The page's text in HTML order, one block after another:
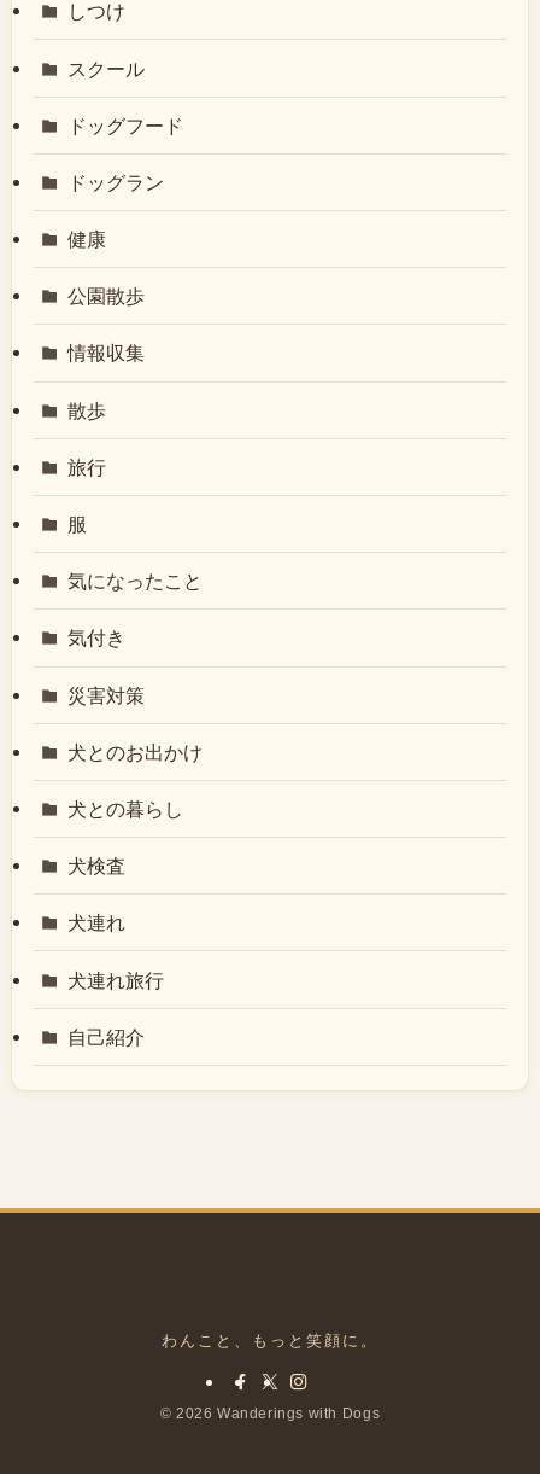
しつけ
スクール
ドッグフード
ドッグラン
健康
公園散歩
情報収集
散歩
旅行
服
気になったこと
気付き
災害対策
犬とのお出かけ
犬との暮らし
犬検査
犬連れ
犬連れ旅行
自己紹介
© 2026 Wanderings with Dogs